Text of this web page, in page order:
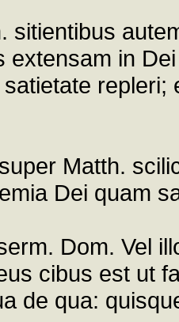
sitientibus
extensam in
super Matth.
Dei quam
Dom. Vel
cibus est ut
de qua: